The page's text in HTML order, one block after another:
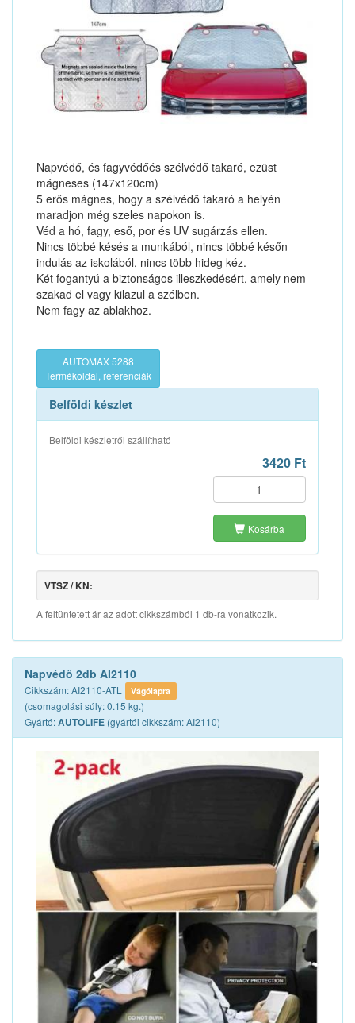
Napvédő, és fagyvédőés szélvédő takaró, ezüst
mágneses (147x120cm)
5 erős mágnes, hogy a szélvédő takaró a helyén
maradjon még szeles napokon is.
Véd a hó, fagy, eső, por és UV sugárzás ellen.
Nincs többé késés a munkából, nincs többé későn
indulás az iskolából, nincs több hideg kéz.
Két fogantyú a biztonságos illeszkedésért, amely nem
szakad el vagy kilazul a szélben.
Nem fagy az ablakhoz.
AUTOMAX 5288
Termékoldal, referenciák
Belföldi készlet
Belföldi készletről szállítható
3420 Ft
Kosárba
VTSZ / KN:
A feltüntetett ár az adott cikkszámból 1 db-ra vonatkozik.
Napvédő 2db AI2110
Cikkszám: AI2110-ATL Vágólapra
(csomagolási súly: 0.15 kg.)
Gyártó:AUTOLIFE (gyártói cikkszám: AI2110)